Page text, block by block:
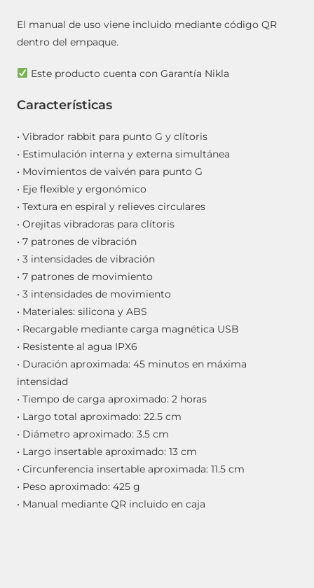
El manual de uso viene incluido mediante código QR
dentro del empaque.
Este producto cuenta con Garantía Nikla
Características
• Vibrador rabbit para punto G y clítoris
• Estimulación interna y externa simultánea
• Movimientos de vaivén para punto G
• Eje flexible y ergonómico
• Textura en espiral y relieves circulares
• Orejitas vibradoras para clítoris
• 7 patrones de vibración
• 3 intensidades de vibración
• 7 patrones de movimiento
• 3 intensidades de movimiento
• Materiales: silicona y ABS
• Recargable mediante carga magnética USB
• Resistente al agua IPX6
• Duración aproximada: 45 minutos en máxima
intensidad
• Tiempo de carga aproximado: 2 horas
• Largo total aproximado: 22.5 cm
• Diámetro aproximado: 3.5 cm
• Largo insertable aproximado: 13 cm
• Circunferencia insertable aproximada: 11.5 cm
• Peso aproximado: 425 g
• Manual mediante QR incluido en caja